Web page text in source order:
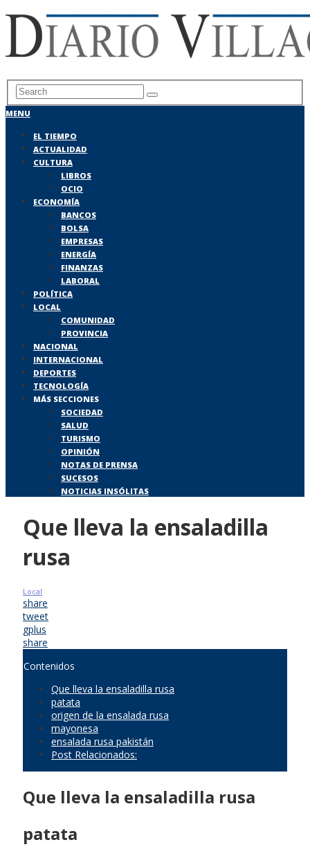
MENU
EL TIEMPO
ACTUALIDAD
CULTURA
LIBROS
OCIO
ECONOMÍA
BANCOS
BOLSA
EMPRESAS
ENERGÍA
FINANZAS
LABORAL
POLÍTICA
LOCAL
COMUNIDAD
PROVINCIA
NACIONAL
INTERNACIONAL
DEPORTES
TECNOLOGÍA
MÁS SECCIONES
SOCIEDAD
SALUD
TURISMO
OPINIÓN
NOTAS DE PRENSA
SUCESOS
NOTICIAS INSÓLITAS
Que lleva la ensaladilla
rusa
Local
share
tweet
gplus
share
Contenidos
Que lleva la ensaladilla rusa
patata
origen de la ensalada rusa
mayonesa
ensalada rusa pakistán
Post Relacionados:
Que lleva la ensaladilla rusa
patata